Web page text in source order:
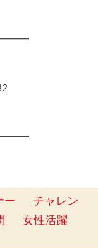
ー
チャレン
女性活躍